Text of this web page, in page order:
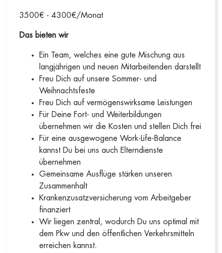
3500€ - 4300€/Monat
Das bieten wir
Ein Team, welches eine gute Mischung aus
langjährigen und neuen Mitarbeitenden darstellt
Freu Dich auf unsere Sommer- und
Weihnachtsfeste
Freu Dich auf vermögenswirksame Leistungen
Für Deine Fort- und Weiterbildungen
übernehmen wir die Kosten und stellen Dich frei
Für eine ausgewogene Work-Life-Balance
kannst Du bei uns auch Elterndienste
übernehmen
Gemeinsame Ausflüge stärken unseren
Zusammenhalt
Krankenzusatzversicherung vom Arbeitgeber
finanziert
Wir liegen zentral, wodurch Du uns optimal mit
dem Pkw und den öffentlichen Verkehrsmitteln
erreichen kannst.